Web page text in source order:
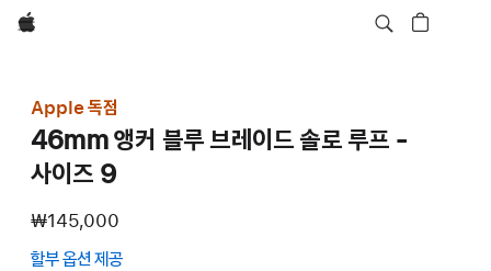
Apple
Apple 독점
46mm 앵커 블루 브레이드 솔로 루프 -
사이즈 9
₩145,000
할부 옵션 제공